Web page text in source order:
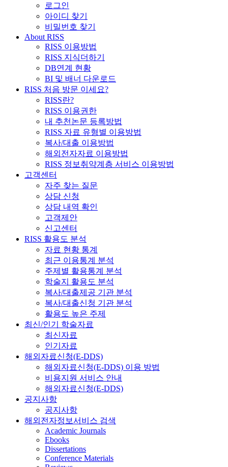
로그인
아이디 찾기
비밀번호 찾기
About RISS
RISS 이용방법
RISS 지식더하기
DB연계 현황
BI 및 배너 다운로드
RISS 처음 방문 이세요?
RISS란?
RISS 이용권한
내 추천논문 등록방법
RISS 자료 유형별 이용방법
복사/대출 이용방법
해외전자자료 이용방법
RISS 정보취약계층 서비스 이용방법
고객센터
자주 찾는 질문
상담 신청
상담 내역 확인
고객제안
신고센터
RISS 활용도 분석
자료 현황 통계
최근 이용통계 분석
주제별 활용통계 분석
학술지 활용도 분석
복사/대출제공 기관 분석
복사/대출신청 기관 분석
활용도 높은 주제
최신/인기 학술자료
최신자료
인기자료
해외자료신청(E-DDS)
해외자료신청(E-DDS) 이용 방법
비용지원 서비스 안내
해외자료신청(E-DDS)
공지사항
공지사항
해외전자정보서비스 검색
Academic Journals
Ebooks
Dissertations
Conference Materials